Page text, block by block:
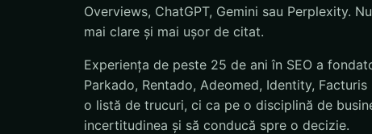
Overviews, ChatGPT, Gemini sau Perplexity.
mai clare și mai ușor de citat.
Experiența de peste 25 de ani în SEO a
Parkado, Rentado, Adeomed, Identity,
o listă de trucuri, ci ca pe o disciplină de
incertitudinea și să conducă spre o decizie.